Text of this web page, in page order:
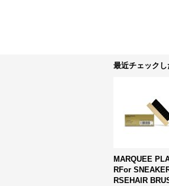
最近チェック
MARQUEE
RFor
RSEHAIR